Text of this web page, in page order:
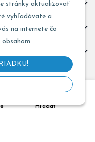
stránky aktualizovať
vyhľadávate a
na internete čo
Hľadať